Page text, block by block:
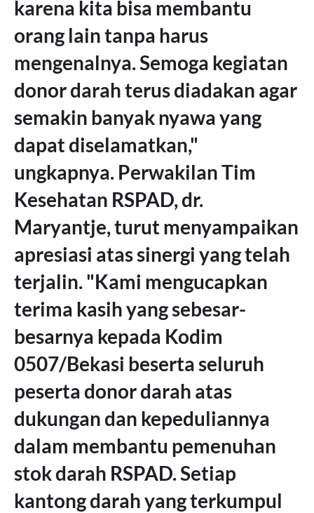
karena kita bisa membantu
orang lain tanpa harus
mengenalnya. Semoga kegiatan
donor darah terus diadakan agar
semakin banyak nyawa yang
dapat diselamatkan,"
ungkapnya. Perwakilan Tim
Kesehatan RSPAD, dr.
Maryantje, turut menyampaikan
apresiasi atas sinergi yang telah
terjalin. "Kami mengucapkan
terima kasih yang sebesar-
besarnya kepada Kodim
0507/Bekasi beserta seluruh
peserta donor darah atas
dukungan dan kepeduliannya
dalam membantu pemenuhan
stok darah RSPAD. Setiap
kantong darah yang terkumpul